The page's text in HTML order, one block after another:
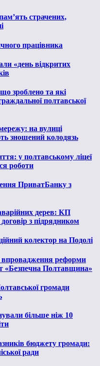
страчених,
працівника
«день відкритих
зроблено та які
полтавської
на вулиці
зношений колодязь
у полтавському ліцеї
роботи
ПриватБанку з
дерев: КП
з підрядником
колектор на Подолі
реформи
«Безпечна Полтавщина»
громади
більше ніж 10
бюджету громади:
ради